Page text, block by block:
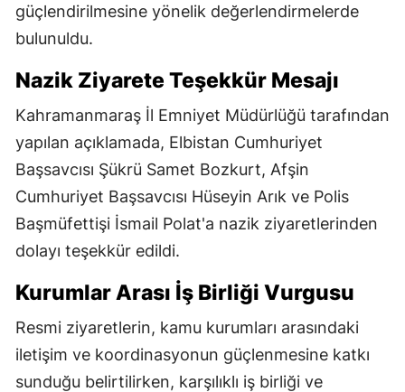
güçlendirilmesine yönelik değerlendirmelerde
bulunuldu.
Nazik Ziyarete Teşekkür Mesajı
Kahramanmaraş İl Emniyet Müdürlüğü tarafından
yapılan açıklamada, Elbistan Cumhuriyet
Başsavcısı Şükrü Samet Bozkurt, Afşin
Cumhuriyet Başsavcısı Hüseyin Arık ve Polis
Başmüfettişi İsmail Polat'a nazik ziyaretlerinden
dolayı teşekkür edildi.
Kurumlar Arası İş Birliği Vurgusu
Resmi ziyaretlerin, kamu kurumları arasındaki
iletişim ve koordinasyonun güçlenmesine katkı
sunduğu belirtilirken, karşılıklı iş birliği ve